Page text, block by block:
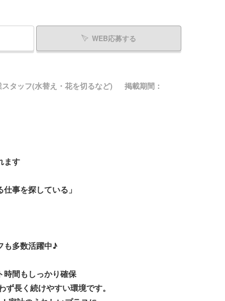
WEB応募する
タッフ(水替え・花を切るなど)
掲載期間：
ます
事を探している」
も多数活躍中♪
間もしっかり確保
長く続けやすい環境です。